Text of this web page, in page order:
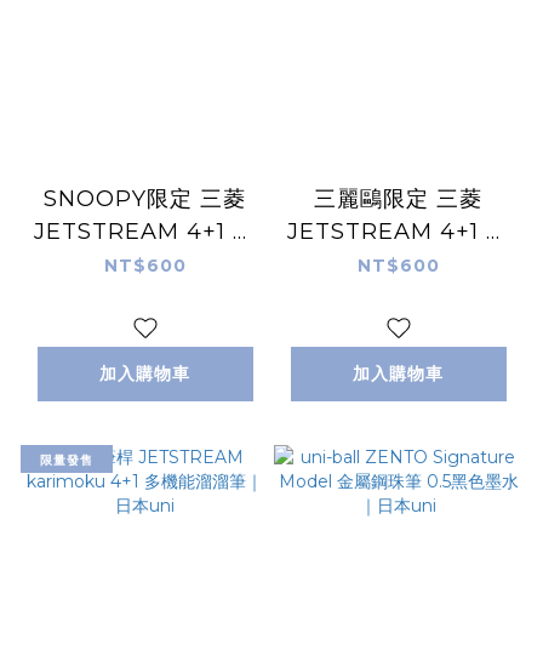
SNOOPY限定 三菱
JETSTREAM 4+1 多
機能溜溜筆｜日本uni
NT$600
加入購物車
三麗鷗限定 三菱
JETSTREAM 4+1 多
機能溜溜筆｜日本uni
NT$600
加入購物車
限量發售